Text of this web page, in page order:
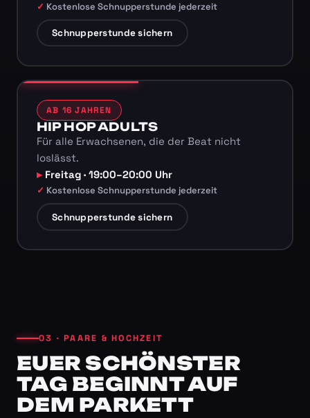
Kostenlose Schnupperstunde jederzeit
Schnupperstunde sichern
AB 16 JAHREN
HIP HOP ADULTS
Für alle Erwachsenen, die der Beat nicht
loslässt.
Freitag · 19:00–20:00 Uhr
Kostenlose Schnupperstunde jederzeit
Schnupperstunde sichern
03 · PAARE & HOCHZEIT
EUER SCHÖNSTER
TAG BEGINNT AUF
DEM PARKETT